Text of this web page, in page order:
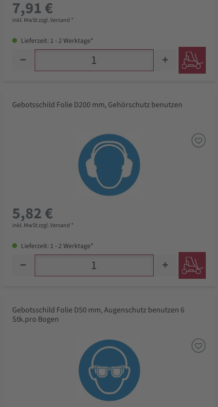
7,91 €
inkl. MwSt zzgl. Versand *
Lieferzeit: 1 - 2 Werktage*
Gebotsschild Folie D200 mm, Gehörschutz benutzen
5,82 €
inkl. MwSt zzgl. Versand *
Lieferzeit: 1 - 2 Werktage*
Gebotsschild Folie D50 mm, Augenschutz benutzen 6
Stk.pro Bogen